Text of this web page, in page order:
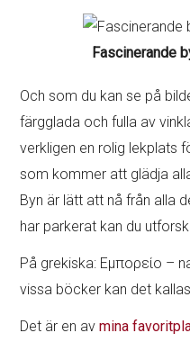
Fascinerande
Och som du kan se på
färgglada och fulla av
verkligen en rolig lekplats
som kommer att glädja
Byn är lätt att nå från alla
har parkerat kan du
På grekiska: Εμπορείο –
vissa böcker kan det
Det är en avmina